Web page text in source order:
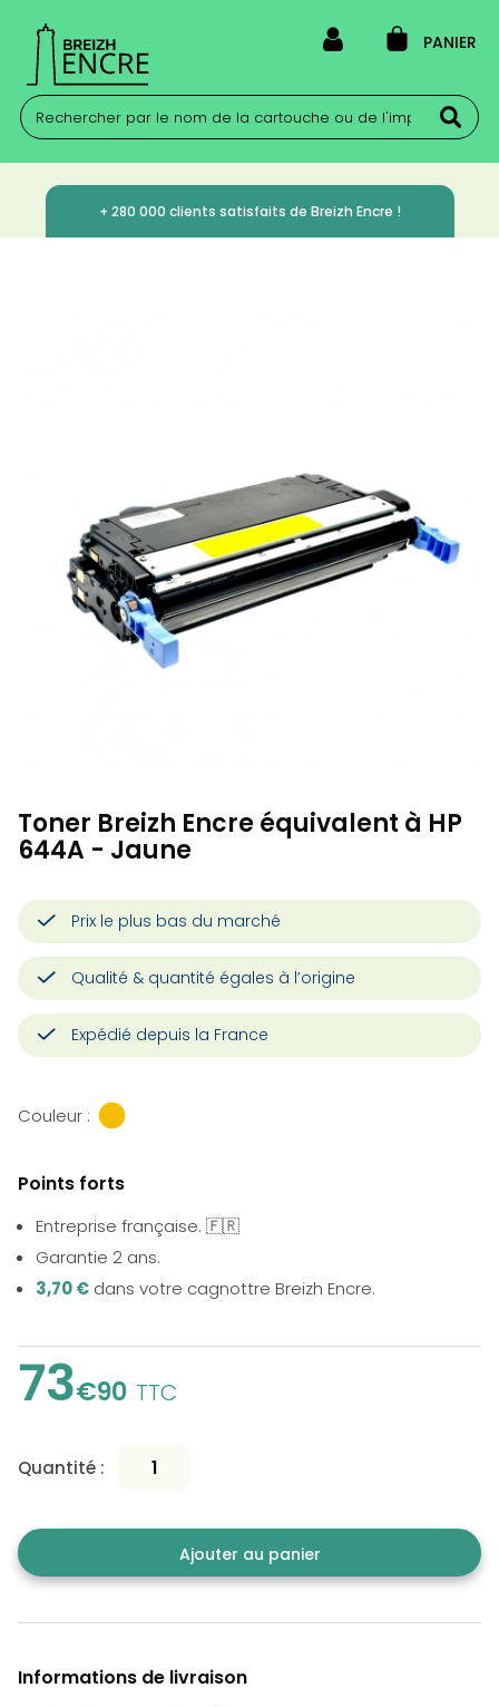
PANIER
+ 280 000 clients satisfaits de Breizh Encre !
Toner Breizh Encre équivalent à HP
644A - Jaune
Prix le plus bas du marché
Qualité & quantité égales à l’origine
Expédié depuis la France
Couleur :
Points forts
Entreprise française. 🇫🇷
Garantie 2 ans.
3,70 € dans votre cagnottre Breizh Encre.
73€90 TTC
Quantité :
Ajouter au panier
Informations de livraison